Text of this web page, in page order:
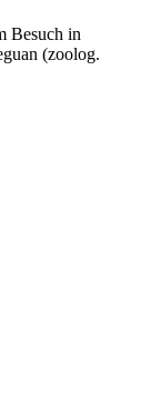
Besuch in
(zoolog.